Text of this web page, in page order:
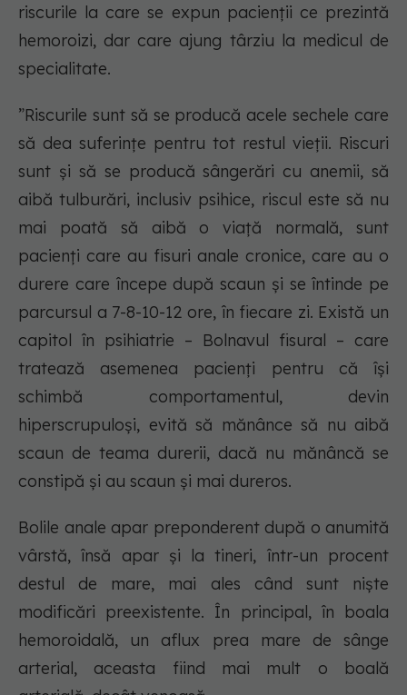
riscurile la care se expun pacienții ce prezintă
hemoroizi, dar care ajung târziu la medicul de
specialitate.
”Riscurile sunt să se producă acele sechele care
să dea suferințe pentru tot restul vieții. Riscuri
sunt și să se producă sângerări cu anemii, să
aibă tulburări, inclusiv psihice, riscul este să nu
mai poată să aibă o viață normală, sunt
pacienți care au fisuri anale cronice, care au o
durere care începe după scaun și se întinde pe
parcursul a 7-8-10-12 ore, în fiecare zi. Există un
capitol în psihiatrie – Bolnavul fisural – care
tratează asemenea pacienți pentru că își
schimbă comportamentul, devin
hiperscrupuloși, evită să mănânce să nu aibă
scaun de teama durerii, dacă nu mănâncă se
constipă și au scaun și mai dureros.
Bolile anale apar preponderent după o anumită
vârstă, însă apar și la tineri, într-un procent
destul de mare, mai ales când sunt niște
modificări preexistente. În principal, în boala
hemoroidală, un aflux prea mare de sânge
arterial, aceasta fiind mai mult o boală